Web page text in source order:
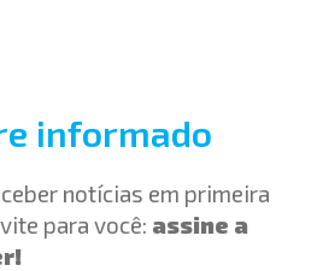
informado
notícias em primeira
para você: assine a